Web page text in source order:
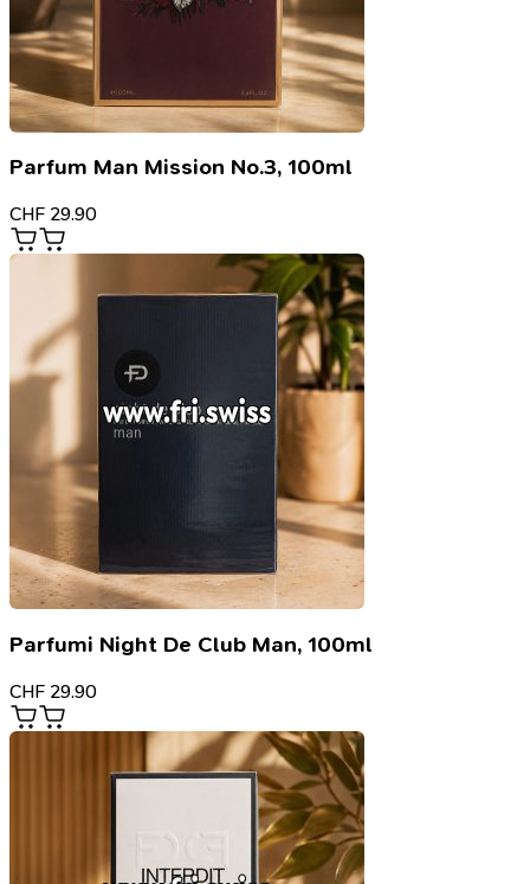
Parfum Man Mission No.3, 100ml
CHF 29.90
Parfumi Night De Club Man, 100ml
CHF 29.90